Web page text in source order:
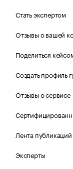
Стать экспертом
Отзывы о вашей
Поделиться
Создать профиль
Отзывы о сервисе
Лента публикаций
Эксперты